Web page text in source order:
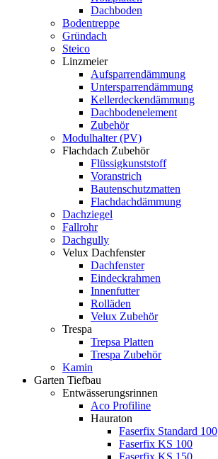
Dachboden
Bodentreppe
Gründach
Steico
Linzmeier
Aufsparrendämmung
Untersparrendämmung
Kellerdeckendämmung
Dachbodenelement
Zubehör
Modulhalter (PV)
Flachdach Zubehör
Flüssigkunststoff
Voranstrich
Bautenschutzmatten
Flachdachdämmung
Dachziegel
Fallrohr
Dachgully
Velux Dachfenster
Dachfenster
Eindeckrahmen
Innenfutter
Rolläden
Velux Zubehör
Trespa
Trepsa Platten
Trespa Zubehör
Kamin
Garten Tiefbau
Entwässerungsrinnen
Aco Profiline
Hauraton
Faserfix Standard 100
Faserfix KS 100
Faserfix KS 150